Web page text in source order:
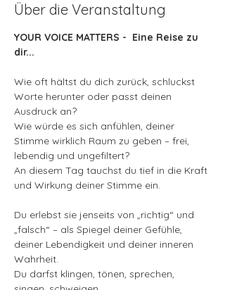
Über die Veranstaltung
YOUR VOICE MATTERS -  Eine Reise zu
dir...
Wie oft hältst du dich zurück, schluckst
Worte herunter oder passt deinen
Ausdruck an?
Wie würde es sich anfühlen, deiner
Stimme wirklich Raum zu geben – frei,
lebendig und ungefiltert?
An diesem Tag tauchst du tief in die Kraft
und Wirkung deiner Stimme ein.
Du erlebst sie jenseits von „richtig“ und
„falsch“ – als Spiegel deiner Gefühle,
deiner Lebendigkeit und deiner inneren
Wahrheit.
Du darfst klingen, tönen, sprechen,